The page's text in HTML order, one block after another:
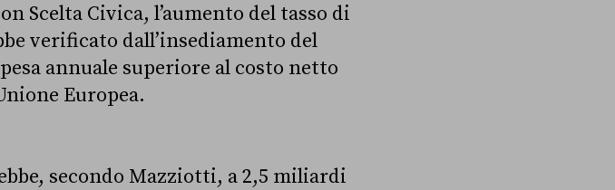
Scelta Civica, l’aumento del tasso di
verificato dall’insediamento del
annuale superiore al costo netto
Europea.
secondo Mazziotti, a 2,5 miliardi